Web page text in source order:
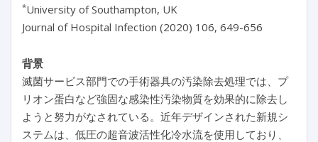
*University of Southampton, UK
Journal of Hospital Infection (2020) 106, 649-656
背景
滅菌サービス部門での手術器具の汚染除去処理では、プ
リオン蛋白など強固な感染性汚染物質を効果的に除去し
ようと努力がなされている。近年デザインされた新規シ
ステムは、低圧の超音波活性化冷水流を使用しており、